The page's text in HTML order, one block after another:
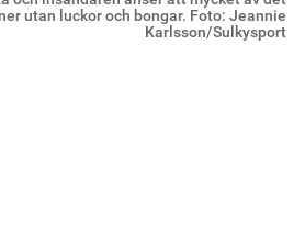
utan luckor och bongar. Foto: Jeannie
Karlsson/Sulkysport